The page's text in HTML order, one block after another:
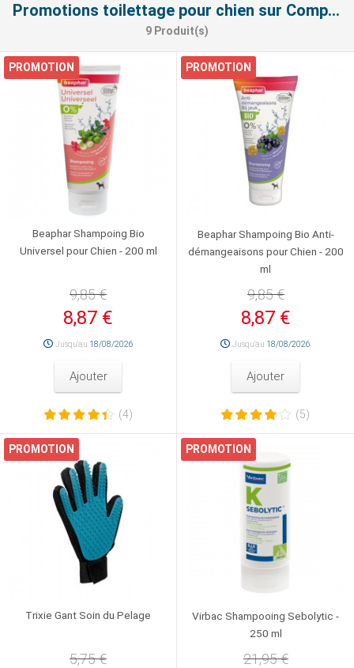
Promotions toilettage pour chien sur Companimo
9 Produit(s)
PROMOTION
Beaphar Shampoing Bio
Universel pour Chien - 200 ml
9,85 €
8,87 €
Jusqu'au 18/08/2026
Ajouter
(4)
PROMOTION
Beaphar Shampoing Bio Anti-
démangeaisons pour Chien - 200
ml
9,85 €
8,87 €
Jusqu'au 18/08/2026
Ajouter
(5)
PROMOTION
Trixie Gant Soin du Pelage
5,75 €
PROMOTION
Virbac Shampooing Sebolytic -
250 ml
21,95 €